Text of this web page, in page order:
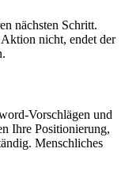
nächsten Schritt.
nicht, endet der
Vorschlägen und
Ihre Positionierung,
Menschliches